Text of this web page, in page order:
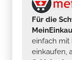
Für die
einfach mit
einkaufen,